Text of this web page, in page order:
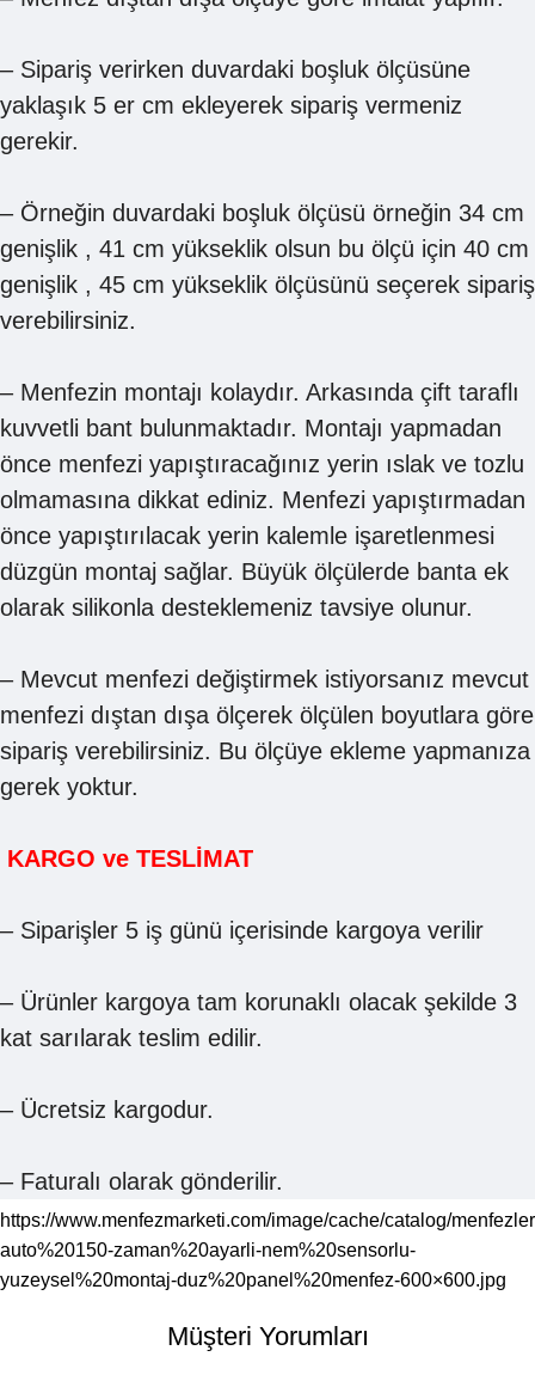
– Sipariş verirken duvardaki boşluk ölçüsüne
yaklaşık 5 er cm ekleyerek sipariş vermeniz
gerekir.
– Örneğin duvardaki boşluk ölçüsü örneğin 34 cm
genişlik , 41 cm yükseklik olsun bu ölçü için 40 cm
genişlik , 45 cm yükseklik ölçüsünü seçerek sipariş
verebilirsiniz.
– Menfezin montajı kolaydır. Arkasında çift taraflı
kuvvetli bant bulunmaktadır. Montajı yapmadan
önce menfezi yapıştıracağınız yerin ıslak ve tozlu
olmamasına dikkat ediniz. Menfezi yapıştırmadan
önce yapıştırılacak yerin kalemle işaretlenmesi
düzgün montaj sağlar. Büyük ölçülerde banta ek
olarak silikonla desteklemeniz tavsiye olunur.
– Mevcut menfezi değiştirmek istiyorsanız mevcut
menfezi dıştan dışa ölçerek ölçülen boyutlara göre
sipariş verebilirsiniz. Bu ölçüye ekleme yapmanıza
gerek yoktur.
KARGO ve TESLİMAT
– Siparişler 5 iş günü içerisinde kargoya verilir
– Ürünler kargoya tam korunaklı olacak şekilde 3
kat sarılarak teslim edilir.
– Ücretsiz kargodur.
– Faturalı olarak gönderilir.
https://www.menfezmarketi.com/image/cache/catalog/
auto%20150-zaman%20ayarli-nem%20sensorlu-
yuzeysel%20montaj-duz%20panel%20menfez-600×600.jpg
Müşteri Yorumları